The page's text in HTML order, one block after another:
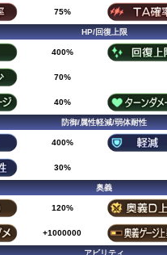
75%
HP/回復上限
400%
70%
40%
防御/属性軽減/弱体耐性
400%
30%
奥義
120%
+1000000
アビリティ